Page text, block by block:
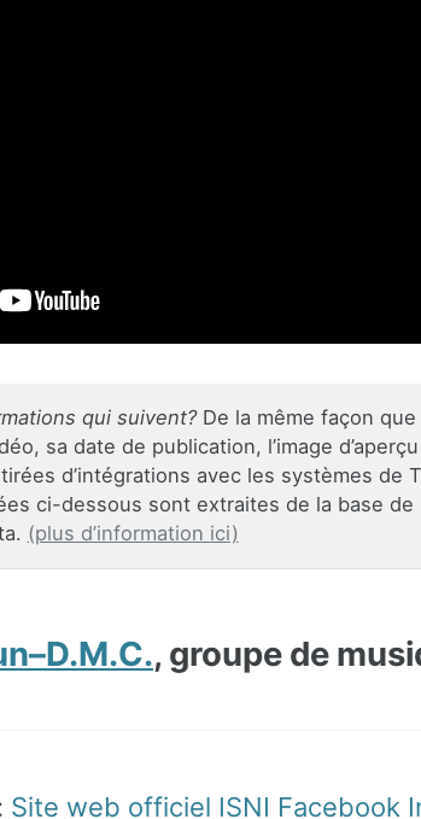
qui suivent?De la même façon que
sa date de publication, l’image
d’intégrations avec les systèmes de
ci-dessous sont extraites de la base de
(plus d’information ici)
, groupe de
Site web officiel ISNI Facebook